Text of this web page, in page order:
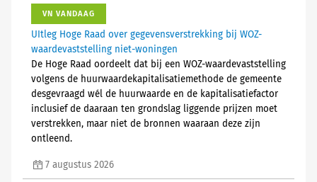
VN VANDAAG
UItleg Hoge Raad over gegevensverstrekking bij WOZ-
waardevaststelling niet-woningen
De Hoge Raad oordeelt dat bij een WOZ-waardevaststelling
volgens de huurwaardekapitalisatiemethode de gemeente
desgevraagd wél de huurwaarde en de kapitalisatiefactor
inclusief de daaraan ten grondslag liggende prijzen moet
verstrekken, maar niet de bronnen waaraan deze zijn
ontleend.
7 augustus 2026